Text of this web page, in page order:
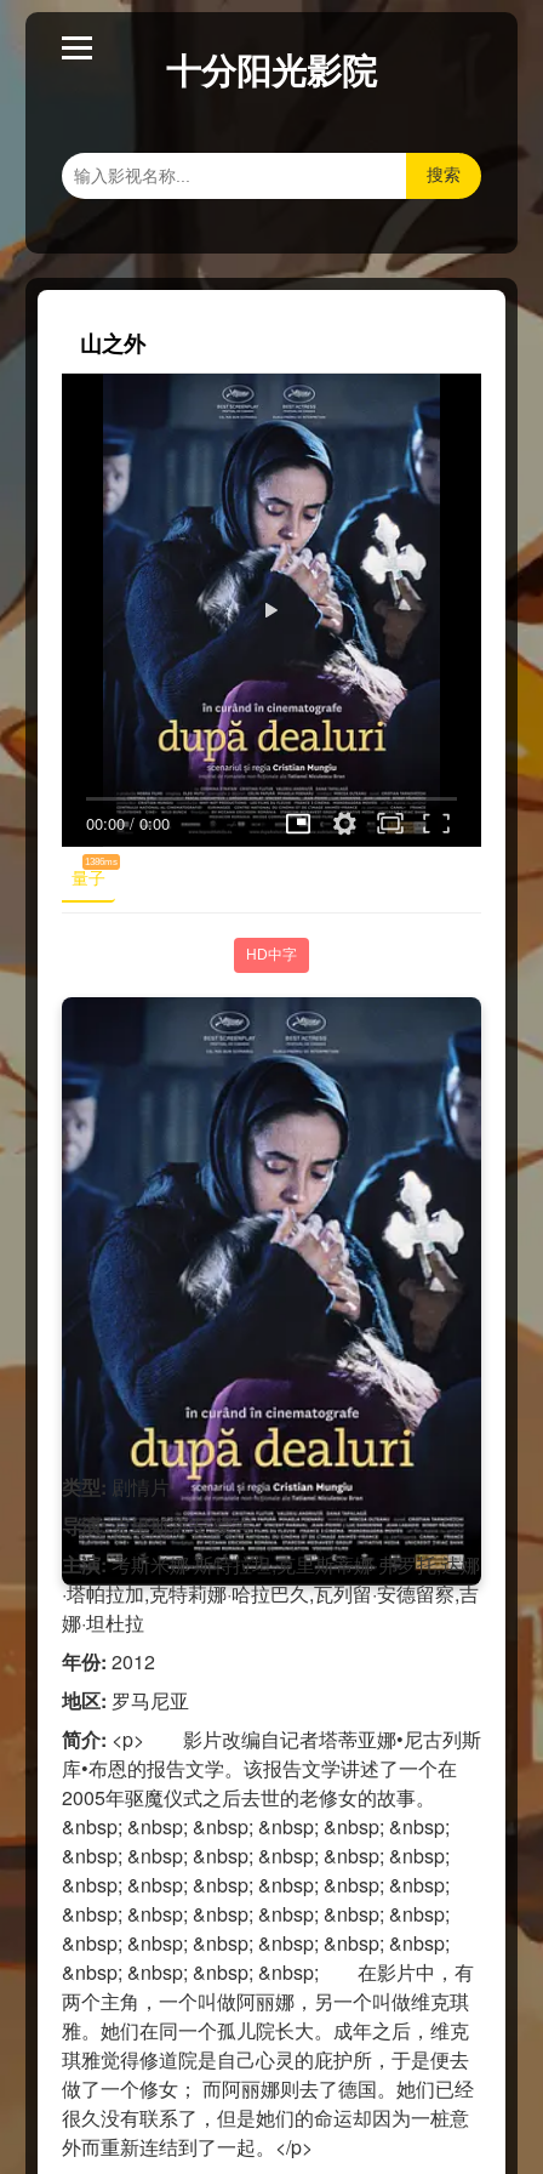
十分阳光影院
搜索
山之外
00:00/ 0:00
量子
1386ms
HD中字
类型: 剧情片
导演:克里斯蒂安·蒙吉
主演: 考斯米娜·斯特拉坦,克里斯蒂娜·弗罗托,达娜
·塔帕拉加,克特莉娜·哈拉巴久,瓦列留·安德留察,吉
娜·坦杜拉
年份: 2012
地区: 罗马尼亚
简介: <p> 影片改编自记者塔蒂亚娜•尼古列斯
库•布恩的报告文学。该报告文学讲述了一个在
2005年驱魔仪式之后去世的老修女的故事。
&nbsp; &nbsp; &nbsp; &nbsp; &nbsp; &nbsp;
&nbsp; &nbsp; &nbsp; &nbsp; &nbsp; &nbsp;
&nbsp; &nbsp; &nbsp; &nbsp; &nbsp; &nbsp;
&nbsp; &nbsp; &nbsp; &nbsp; &nbsp; &nbsp;
&nbsp; &nbsp; &nbsp; &nbsp; &nbsp; &nbsp;
&nbsp; &nbsp; &nbsp; &nbsp; 在影片中，有
两个主角，一个叫做阿丽娜，另一个叫做维克琪
雅。她们在同一个孤儿院长大。成年之后，维克
琪雅觉得修道院是自己心灵的庇护所，于是便去
做了一个修女； 而阿丽娜则去了德国。她们已经
很久没有联系了，但是她们的命运却因为一桩意
外而重新连结到了一起。</p>